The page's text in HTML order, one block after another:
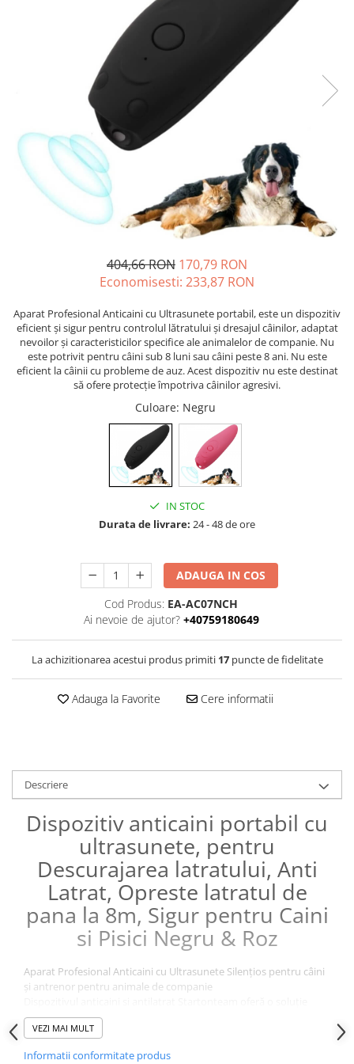
404,66 RON 170,79 RON
Economisesti: 233,87 RON
Aparat Profesional Anticaini cu Ultrasunete portabil, este un dispozitiv
eficient și sigur pentru controlul lătratului și dresajul câinilor, adaptat
nevoilor și caracteristicilor specifice ale animalelor de companie. Nu
este potrivit pentru câini sub 8 luni sau câini peste 8 ani. Nu este
eficient la câinii cu probleme de auz. Acest dispozitiv nu este destinat
să ofere protecție împotriva câinilor agresivi.
Culoare: Negru
IN STOC
Durata de livrare: 24 - 48 de ore
ADAUGA IN COS
Cod Produs: EA-AC07NCH
Ai nevoie de ajutor? +40759180649
La achizitionarea acestui produs primiti 17puncte de fidelitate
Adauga la Favorite Cere informatii
Descriere
Dispozitiv anticaini portabil cu
ultrasunete, pentru
Descurajarea latratului, Anti
Latrat, Opreste latratul de
pana la 8m, Sigur pentru Caini
si Pisici Negru & Roz
Aparat Profesional Anticaini cu Ultrasunete Silențios pentru câini
și antrenor pentru animale de companie
sigură și eficientă pentru controlul lătratului și dresajul câinilor,
poate opri comportamentele nedorite precum săpatul, lupta,
VEZI MAI MULT
Informatii conformitate produs